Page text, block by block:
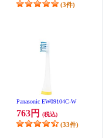
(3件)
Panasonic EW09104C-W
763円 (税込)
(33件)
maxell アルカリ乾電池 VOLTAGE
(ボルテージ)【単4形/12本パック/
「液もれ補償」対象】 LR03T12P